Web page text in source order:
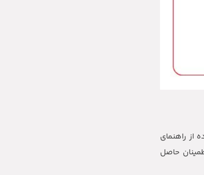
از راهنمای
حاصل